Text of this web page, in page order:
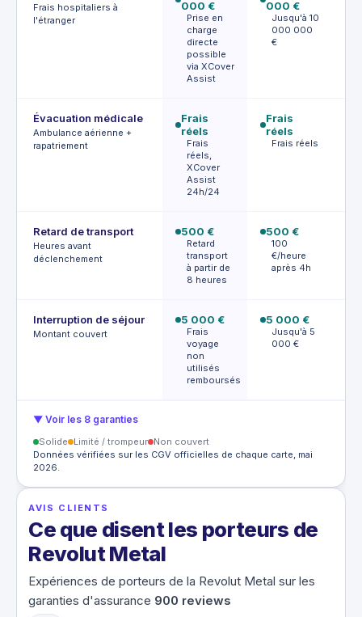
Frais hospitaliers à
l'étranger
000 €
Prise en
charge
directe
possible
via XCover
Assist
000 €
Jusqu'à 10
000 000
€
Évacuation médicale
Ambulance aérienne +
rapatriement
Frais
réels
Frais
réels,
XCover
Assist
24h/24
Frais
réels
Frais réels
Retard de transport
Heures avant
déclenchement
500 €
Retard
transport
à partir de
8 heures
500 €
100
€/heure
après 4h
Interruption de séjour
Montant couvert
5 000 €
Frais
voyage
non
utilisés
remboursés
5 000 €
Jusqu'à 5
000 €
▼ Voir les 8 garanties
Solide Limité / trompeur Non couvert
Données vérifiées sur les CGV officielles de chaque carte, mai
2026.
AVIS CLIENTS
Ce que disent les porteurs de
Revolut Metal
Expériences de porteurs de la Revolut Metal sur les
garanties d'assurance 900 reviews